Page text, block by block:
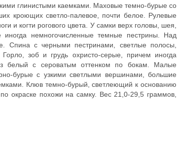
глинистыми каемками. Маховые темно-бурые со
кроющих светло-палевое, почти белое. Рулевые
и когти рогового цвета. У самки верх головы, шея,
иногда немногочисленные темные пестрины. Над
Спина с черными пестринами, светлые полосы,
зоб и грудь охристо-серые, причем иногда
белый с сероватым оттенком по бокам. Малые
бурые с узкими светлыми вершинами, большие
Клюв темно-бурый, светлеющий к основанию
окраске похожи на самку. Вес 21,0-29,5 граммов,